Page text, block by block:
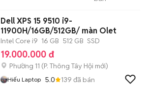
Dell XPS 15 9510 i9-
11900H/16GB/512GB/ màn Olet
Intel Core i9 16 GB 512 GB SSD
19.000.000 đ
Phường 11 (P. Thông Tây Hội mới)
Hiếu Laptop 5.0 139 đã bán